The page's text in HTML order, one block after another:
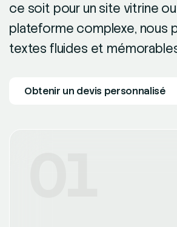
ce soit pour un site vitrine
plateforme complexe, nous
textes fluides et
Obtenir un devis personnalisé